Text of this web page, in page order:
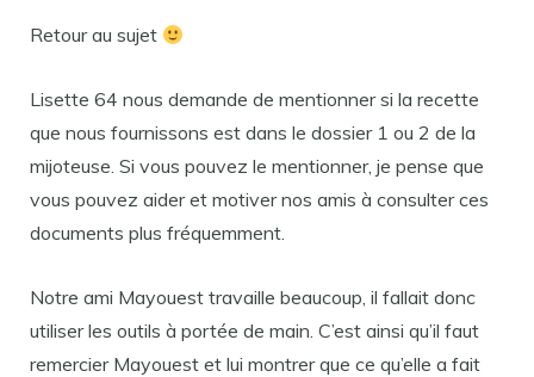
Retour au sujet
Lisette 64 nous demande de mentionner si la recette
que nous fournissons est dans le dossier 1 ou 2 de la
mijoteuse. Si vous pouvez le mentionner, je pense que
vous pouvez aider et motiver nos amis à consulter ces
documents plus fréquemment.
Notre ami Mayouest travaille beaucoup, il fallait donc
utiliser les outils à portée de main. C’est ainsi qu’il faut
remercier Mayouest et lui montrer que ce qu’elle a fait